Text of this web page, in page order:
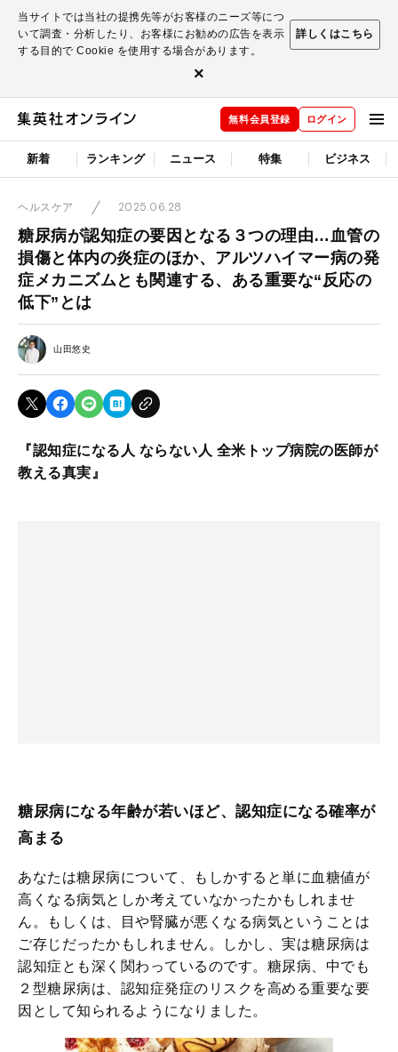
当サイトでは当社の提携先等がお客様のニーズ等につ
いて調査・分析したり、お客様にお勧めの広告を表示
する目的で Cookie を使用する場合があります。
詳しくはこちら
×
無料会員登録 ログイン
新着 ランキング ニュース 特集 ビジネス
ヘルスケア 2025.06.28
糖尿病が認知症の要因となる３つの理由…血管の
損傷と体内の炎症のほか、アルツハイマー病の発
症メカニズムとも関連する、ある重要な“反応の
低下”とは
山田悠史
『認知症になる人 ならない人 全米トップ病院の医師が
教える真実』
糖尿病になる年齢が若いほど、認知症になる確率が
高まる
あなたは糖尿病について、もしかすると単に血糖値が
高くなる病気としか考えていなかったかもしれませ
ん。もしくは、目や腎臓が悪くなる病気ということは
ご存じだったかもしれません。しかし、実は糖尿病は
認知症とも深く関わっているのです。糖尿病、中でも
２型糖尿病は、認知症発症のリスクを高める重要な要
因として知られるようになりました。